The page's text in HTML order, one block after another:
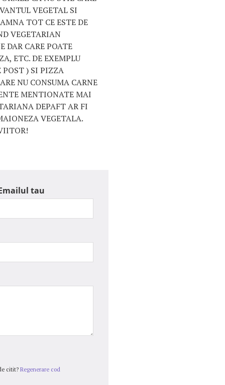
VEGETAL SI
TOT CE ESTE DE
VEGETARIAN
DAR CARE POATE
ETC. DE EXEMPLU
POST ) SI PIZZA
NU CONSUMA CARNE
MENTIONATE MAI
DEPAFT AR FI
VEGETALA.
tau
citit? Regenerare cod